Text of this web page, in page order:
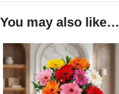
You may also like…